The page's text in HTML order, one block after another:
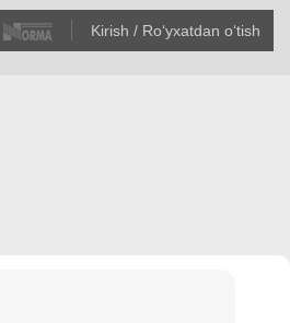
Kirish / Roʻyхatdan oʻtish